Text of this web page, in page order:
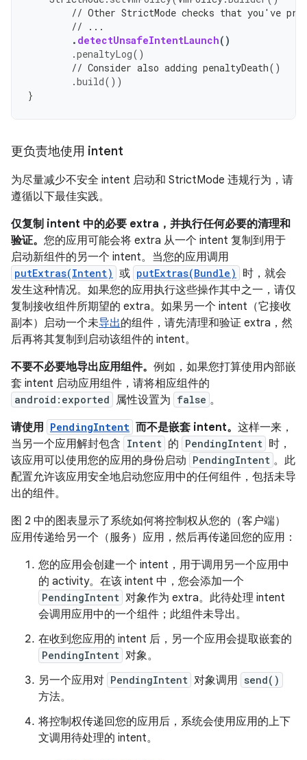
// Other StrictMode checks that you've
// ...
. detectUnsafeIntentLaunch()
.penaltyLog()
// Consider also adding penaltyDeath()
.build())
}
更负责地使用 intent
为尽量减少不安全 intent 启动和 StrictMode 违规行为，请
遵循以下最佳实践。
仅复制 intent 中的必要 extra，并执行任何必要的清理和
验证。 您的应用可能会将 extra 从一个 intent 复制到用于
启动新组件的另一个 intent。当您的应用调用
putExtras(Intent) 或 putExtras(Bundle)
时，就会
发生这种情况。如果您的应用执行这些操作其中之一，请仅
复制接收组件所期望的 extra。如果另一个 intent（它接收
副本）启动一个未导出的组件，请先清理和验证 extra，然
后再将其复制到启动该组件的 intent。
不要不必要地导出应用组件。 例如，如果您打算使用内部嵌
套 intent 启动应用组件，请将相应组件的
android:exported 属性设置为 false 。
请使用 PendingIntent 而不是嵌套 intent。 这样一来，
当另一个应用解封包含 Intent 的 PendingIntent 时，
该应用可以使用您的应用的身份启动 PendingIntent 。此
配置允许该应用安全地启动您应用中的任何组件，包括未导
出的组件。
图 2 中的图表显示了系统如何将控制权从您的（客户端）
应用传递给另一个（服务）应用，然后再传递回您的应用：
您的应用会创建一个 intent，用于调用另一个应用中
的 activity。在该 intent 中，您会添加一个
PendingIntent 对象作为 extra。此待处理 intent
会调用应用中的一个组件；此组件未导出。
在收到您应用的 intent 后，另一个应用会提取嵌套的
PendingIntent 对象。
另一个应用对 PendingIntent 对象调用 send()
方法。
将控制权传递回您的应用后，系统会使用应用的上下
文调用待处理的 intent。